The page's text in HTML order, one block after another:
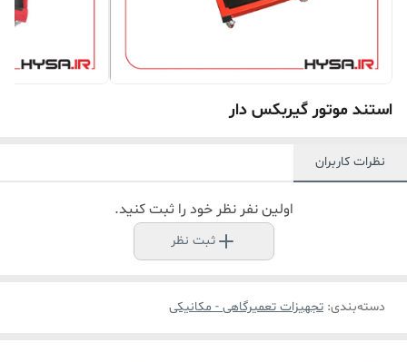
استند موتور گیربکس دار
نظرات کاربران
اولین نفر نظر خود را ثبت کنید.
ثبت نظر
دسته‌بندی: تجهیزات تعمیرگاهی - مکانیکی